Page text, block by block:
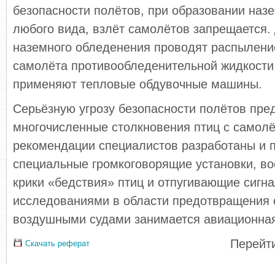
безопасности полётов, при образовании
любого вида, взлёт самолётов
наземного обледенения проводят
самолёта противообледенительной
применяют тепловые обдувочные машины.
Серьёзную угрозу безопасности полётов
многочисленные столкновения птиц с
рекомендации специалистов разработаны и
специальные громкоговорящие установки,
крики «бедствия» птиц и отпугивающие
исследованиями в области предотвращения
воздушными судами занимается
Скачать реферат